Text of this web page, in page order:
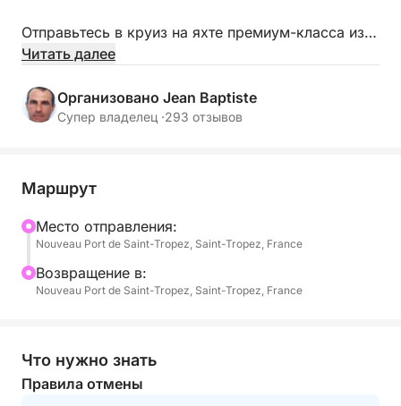
Отправьтесь в круиз на яхте премиум-класса из
Сен-Тропе и насладитесь уникальным отдыхом
красивых пейзажей Французской Ривьеры.
мысу Камара и мысу Тайя, среди бирюзовых вод,
Сен-Тропе.
Начало в 10:30 утра. Отправление из Сен-Тропе
на вашей частной яхте.
проведет день, посвященный комфорту, отдыху и
сдержанной роскоши.
Читать далее
Организовано Jean Baptiste
Супер владелец ·293 отзывов
Маршрут
Mесто отправления:
Nouveau Port de Saint-Tropez, Saint-Tropez, France
Bозвращение в:
Nouveau Port de Saint-Tropez, Saint-Tropez, France
Что нужно знать
Правила отмены